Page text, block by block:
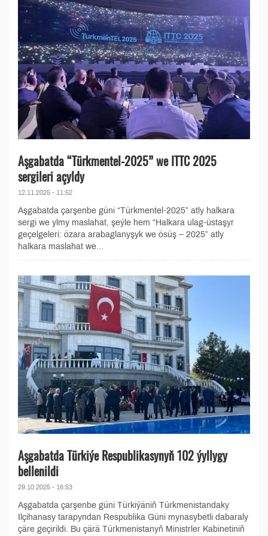
Aşgabatda “Türkmentel-2025” we ITTC 2025
sergileri açyldy
12.11.2025 - 11:52
Aşgabatda çarşenbe güni “Türkmentel-2025” atly halkara
sergi we ylmy maslahat, şeýle hem “Halkara ulag-üstaşyr
geçelgeleri: özara arabaglanyşyk we ösüş – 2025” atly
halkara maslahat we...
Aşgabatda Türkiýe Respublikasynyň 102 ýyllygy
bellenildi
29.10.2025 - 16:53
Aşgabatda çarşenbe güni Türkiýäniň Türkmenistandaky
Ilçihanasy tarapyndan Respublika Güni mynasybetli dabaraly
çäre geçirildi. Bu çärä Türkmenistanyň Ministrler Kabinetiniň